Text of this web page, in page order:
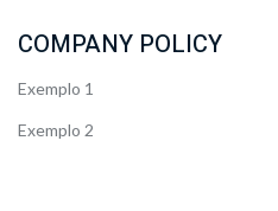
COMPANY POLICY
Exemplo 1
Exemplo 2